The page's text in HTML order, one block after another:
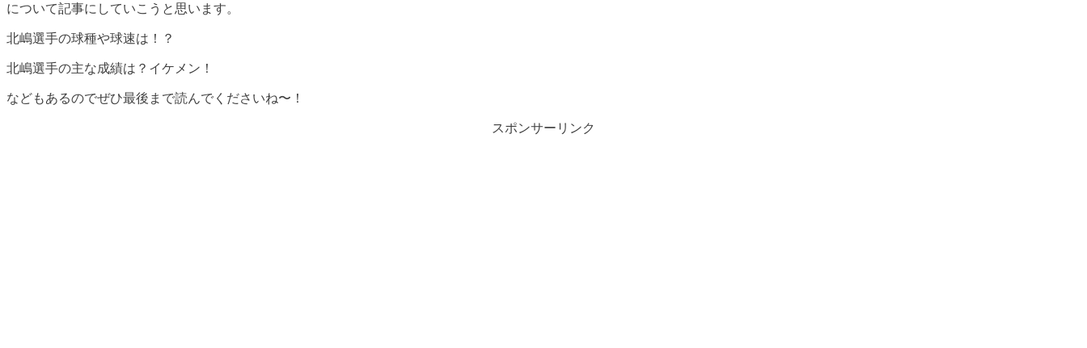
について記事にしていこうと思います。
北嶋選手の球種や球速は！？
北嶋選手の主な成績は？イケメン！
などもあるのでぜひ最後まで読んでくださいね〜！
スポンサーリンク